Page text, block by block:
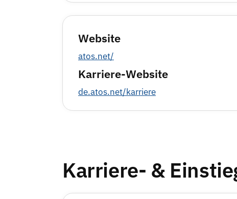
Website
atos.net/
Karriere-Website
de.atos.net/karriere
Karriere- &